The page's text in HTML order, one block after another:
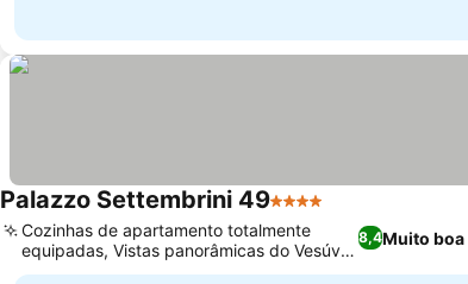
Palazzo Settembrini 494 Estrelas
8,4Muito boa
Cozinhas de apartamento totalmente
equipadas, Vistas panorâmicas do Vesúvio
e da cidade